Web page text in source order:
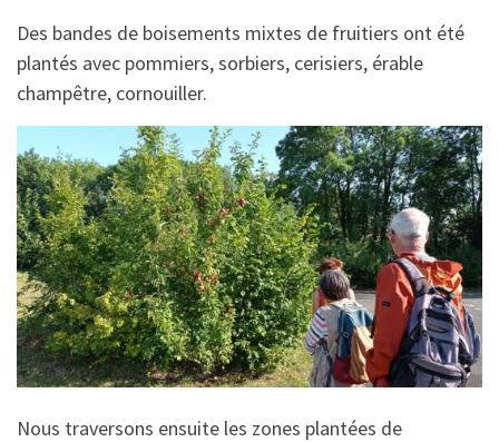
Des bandes de boisements mixtes de fruitiers ont été
plantés avec pommiers, sorbiers, cerisiers, érable
champêtre, cornouiller.
Nous traversons ensuite les zones plantées de